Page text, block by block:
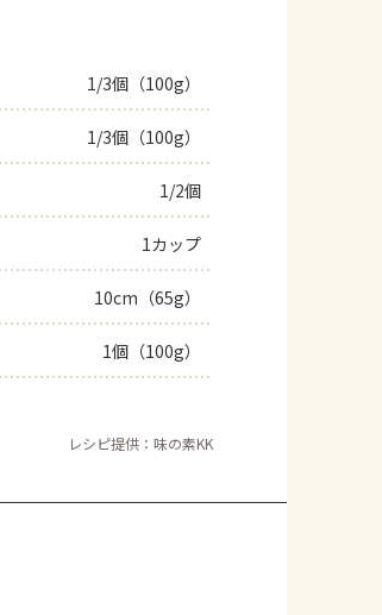
1/3個（100g）
1/3個（100g）
1/2個
1カップ
10cm（65g）
1個（100g）
レシピ提供：味の素KK